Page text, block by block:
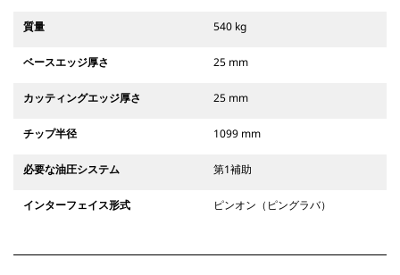
質量 540 kg
ベースエッジ厚さ 25 mm
カッティングエッジ厚さ 25 mm
チップ半径 1099 mm
必要な油圧システム 第1補助
インターフェイス形式 ピンオン（ピングラバ）